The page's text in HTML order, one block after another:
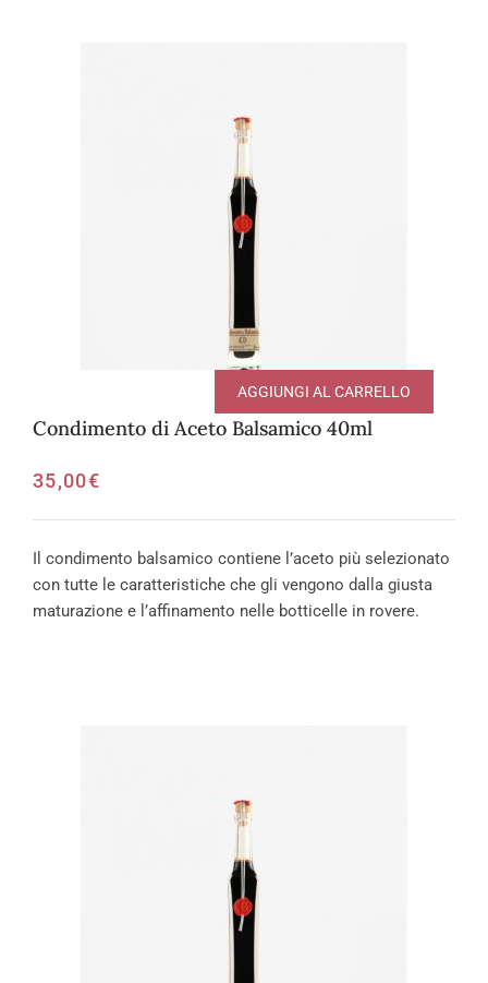
Condimento di Aceto Balsamico 40ml
35,00€
AGGIUNGI AL CARRELLO
Il condimento balsamico contiene l’aceto più selezionato
con tutte le caratteristiche che gli vengono dalla giusta
maturazione e l’affinamento nelle botticelle in rovere.